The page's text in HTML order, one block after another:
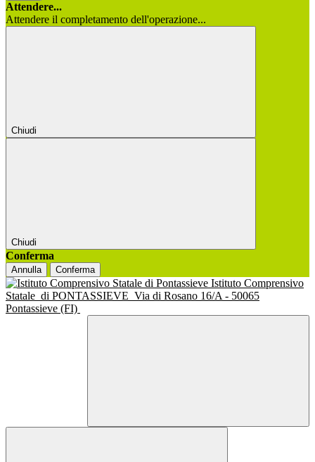
Attendere...
Attendere il completamento dell'operazione...
Chiudi
Chiudi
Conferma
Annulla Conferma
Istituto Comprensivo
Statale di PONTASSIEVE Via di Rosano 16/A - 50065
Pontassieve (FI)